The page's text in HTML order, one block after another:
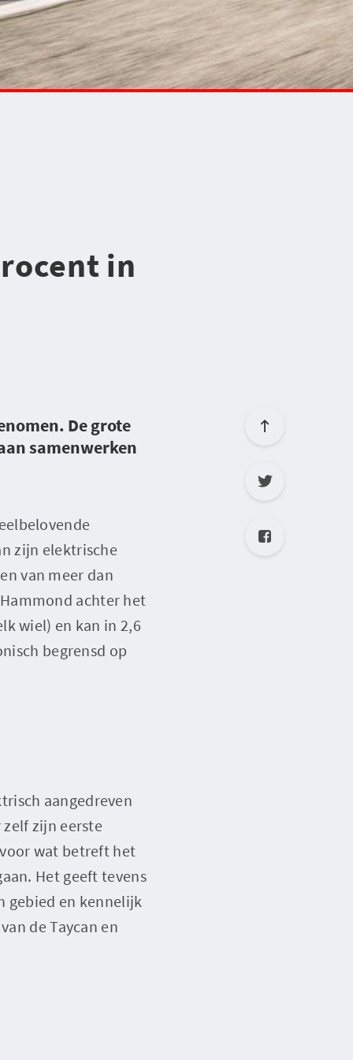
in
De grote
samenwerken
zijn elektrische
van meer dan
achter het
wiel) en kan in 2,6
begrensd op
aangedreven
zijn eerste
wat betreft het
Het geeft tevens
gebied en kennelijk
de Taycan en